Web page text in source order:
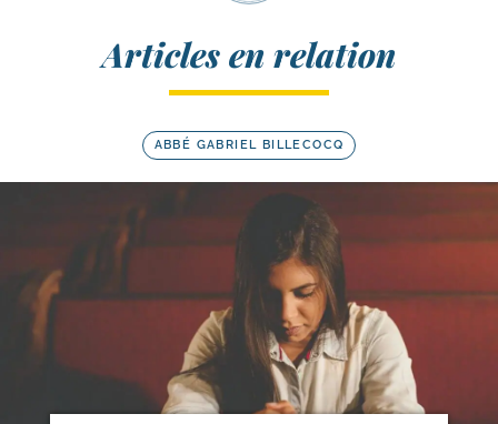
Articles en relation
ABBÉ GABRIEL BILLECOCQ